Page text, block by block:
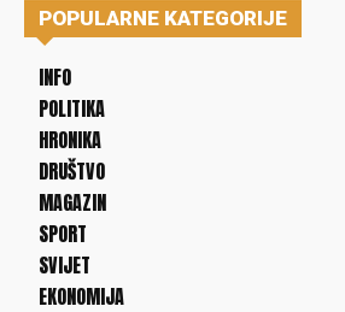
POPULARNE KATEGORIJE
INFO
POLITIKA
HRONIKA
DRUŠTVO
MAGAZIN
SPORT
SVIJET
EKONOMIJA